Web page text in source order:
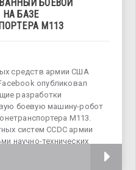
БОЕВОЙ
БАЗЕ
M113
средств армии США
опубликовал
разработки
боевую машину-робот
M113.
систем CCDC армии
научно-технических